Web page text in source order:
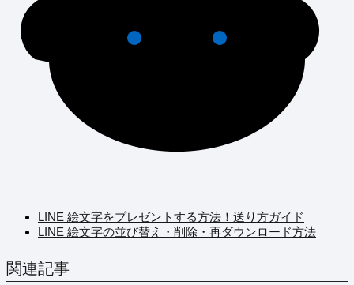
LINE 絵文字をプレゼントする方法！送り方ガイド
LINE 絵文字の並び替え・削除・再ダウンロード方法
関連記事